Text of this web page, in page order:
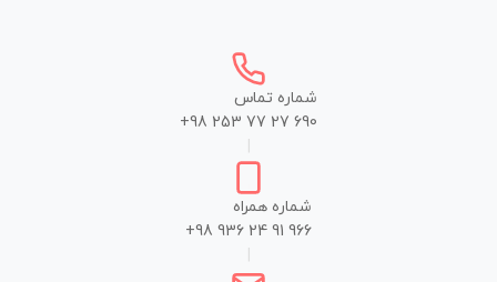
شماره تماس
+98 253 77 27 690
شماره همراه
+98 936 24 91 966